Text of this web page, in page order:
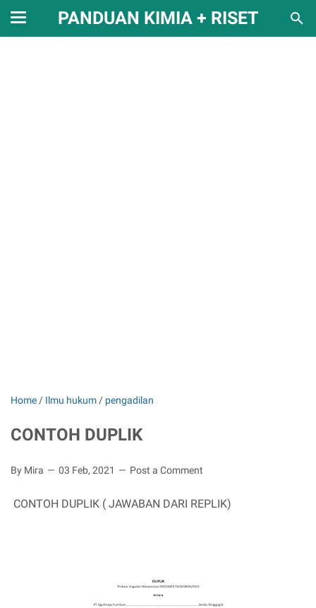
PANDUAN KIMIA + RISET
Home / Ilmu hukum / pengadilan
CONTOH DUPLIK
By Mira 03 Feb, 2021 Post a Comment
CONTOH DUPLIK ( JAWABAN DARI REPLIK)